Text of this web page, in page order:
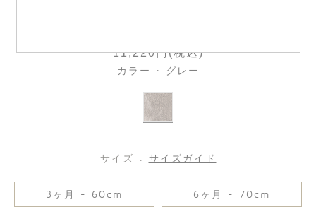
11,220円(税込)
カラー : グレー
サイズ : サイズガイド
3ヶ月 - 60cm 6ヶ月 - 70cm